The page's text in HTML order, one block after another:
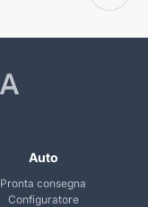
Auto
Pronta consegna
Configuratore